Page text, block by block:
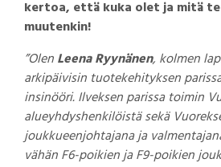
kertoa, että kuka olet ja mitä
muutenkin!
”OlenLeena Ryynänen, kolmen
arkipäivisin tuotekehityksen
insinööri. Ilveksen parissa toimin
alueyhdyshenkilöistä sekä
joukkueenjohtajana ja
vähän F6-poikien ja F9-poikien